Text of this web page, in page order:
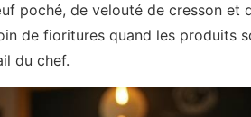
poché, de velouté de cresson et
de fioritures quand les produits
du chef.